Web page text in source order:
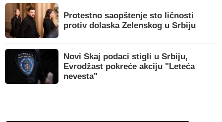
Protestno saopštenje sto ličnosti
protiv dolaska Zelenskog u Srbiju
Novi Skaj podaci stigli u Srbiju,
Evrodžast pokreće akciju "Leteća
nevesta"